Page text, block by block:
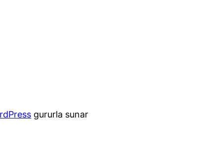
gururla sunar